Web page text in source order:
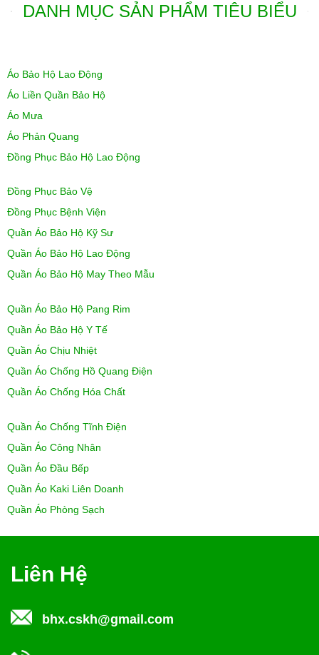
DANH MỤC SẢN PHẨM TIÊU BIỂU
Áo Bảo Hộ Lao Động
Áo Liền Quần Bảo Hộ
Áo Mưa
Áo Phản Quang
Đồng Phục Bảo Hộ Lao Động
Đồng Phục Bảo Vệ
Đồng Phục Bệnh Viện
Quần Áo Bảo Hộ Kỹ Sư
Quần Áo Bảo Hộ Lao Động
Quần Áo Bảo Hộ May Theo Mẫu
Quần Áo Bảo Hộ Pang Rim
Quần Áo Bảo Hộ Y Tế
Quần Áo Chịu Nhiệt
Quần Áo Chống Hồ Quang Điện
Quần Áo Chống Hóa Chất
Quần Áo Chống Tĩnh Điện
Quần Áo Công Nhân
Quần Áo Đầu Bếp
Quần Áo Kaki Liên Doanh
Quần Áo Phòng Sạch
Liên Hệ
bhx.cskh@gmail.com